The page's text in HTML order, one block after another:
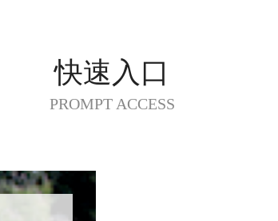
快速入口
PROMPT ACCESS